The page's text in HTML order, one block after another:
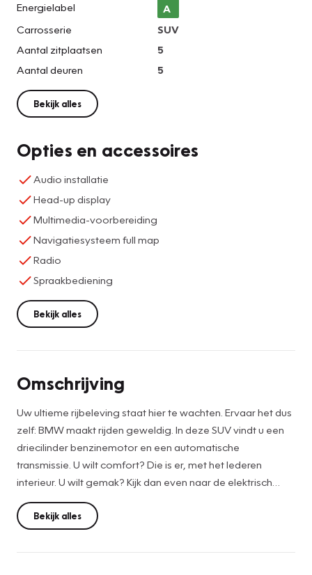
Energielabel
A
Carrosserie
SUV
Aantal zitplaatsen
5
Aantal deuren
5
Bekijk alles
Opties en accessoires
Audio installatie
Head-up display
Multimedia-voorbereiding
Navigatiesysteem full map
Radio
Spraakbediening
Bekijk alles
Omschrijving
Uw ultieme rijbeleving staat hier te wachten. Ervaar het dus
zelf: BMW maakt rijden geweldig. In deze SUV vindt u een
driecilinder benzinemotor en een automatische
transmissie. U wilt comfort? Die is er, met het lederen
interieur. U wilt gemak? Kijk dan even naar de elektrisch
bedienbare achterklep. Op zelfs de koudste ochtend biedt
de stoelverwarming een heerlijk welkom. In deze auto
profiteert u onder andere ook van: 17 inch lichtmetalen
Bekijk alles